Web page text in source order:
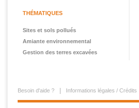
THÉMATIQUES
Sites et sols pollués
Amiante environnemental
Gestion des terres excavées
Besoin d'aide ? Informations légales / Crédits